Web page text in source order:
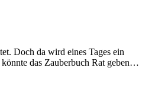
Doch da wird eines Tages ein
das Zauberbuch Rat geben…